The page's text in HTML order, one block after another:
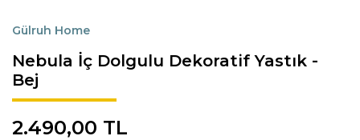
Gülruh Home
Nebula İç Dolgulu Dekoratif Yastık -
Bej
2.490,00 TL